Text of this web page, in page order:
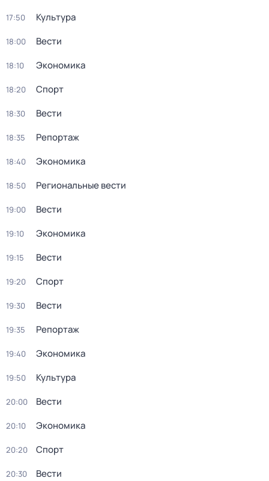
17:50 Культура
18:00 Вести
18:10 Экономика
18:20 Спорт
18:30 Вести
18:35 Репортаж
18:40 Экономика
18:50 Региональные вести
19:00 Вести
19:10 Экономика
19:15 Вести
19:20 Спорт
19:30 Вести
19:35 Репортаж
19:40 Экономика
19:50 Культура
20:00 Вести
20:10 Экономика
20:20 Спорт
20:30 Вести